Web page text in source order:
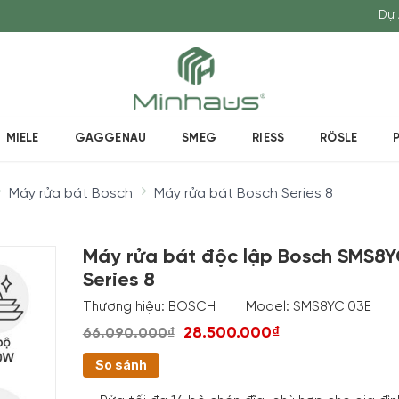
Dự
MIELE GAGGENAU SMEG RIESS RÖSLE
Máy rửa bát Bosch Máy rửa bát Bosch Series 8
Máy rửa bát độc lập Bosch
Series 8
Thương hiệu: BOSCH Model: SMS8YCI03E
66.090.000₫ 28.500.000₫
So sánh